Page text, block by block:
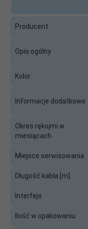
Producent
Opis ogólny
Kolor
Informacje dodatkowe
Okres rękojmi w
miesiącach
Miejsce serwisowania
Długość kabla [m]
Interfejs
Ilość w opakowaniu